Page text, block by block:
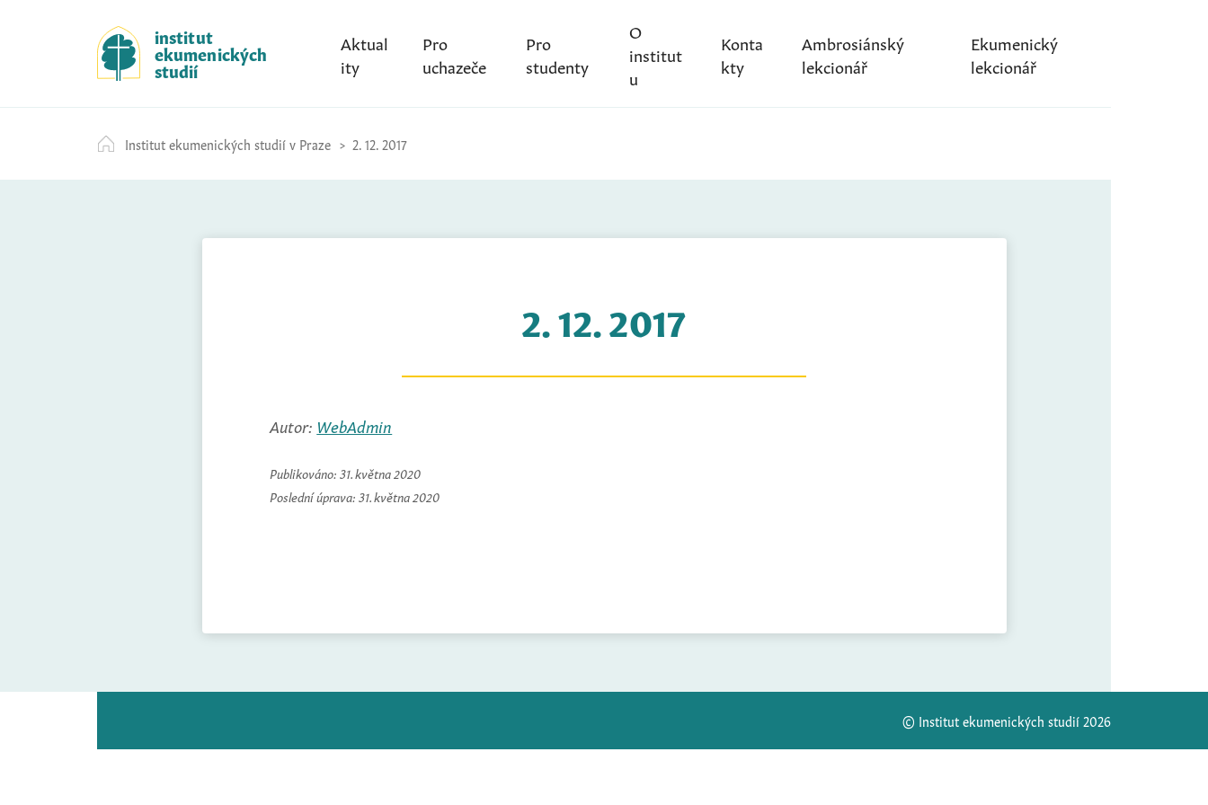
k
i
p
t
c
o
institut
ekumenických
studií
Aktual
ity
Pro
uchazeče
Pro
studenty
O
institut
u
Konta
kty
Ambrosiánský
lekcionář
Ekumenický
lekcionář
Institut ekumenických studií v Praze 2. 12. 2017
2. 12. 2017
Autor: WebAdmin
Publikováno: 31. května 2020
Poslední úprava: 31. května 2020
© Institut ekumenických studií 2026